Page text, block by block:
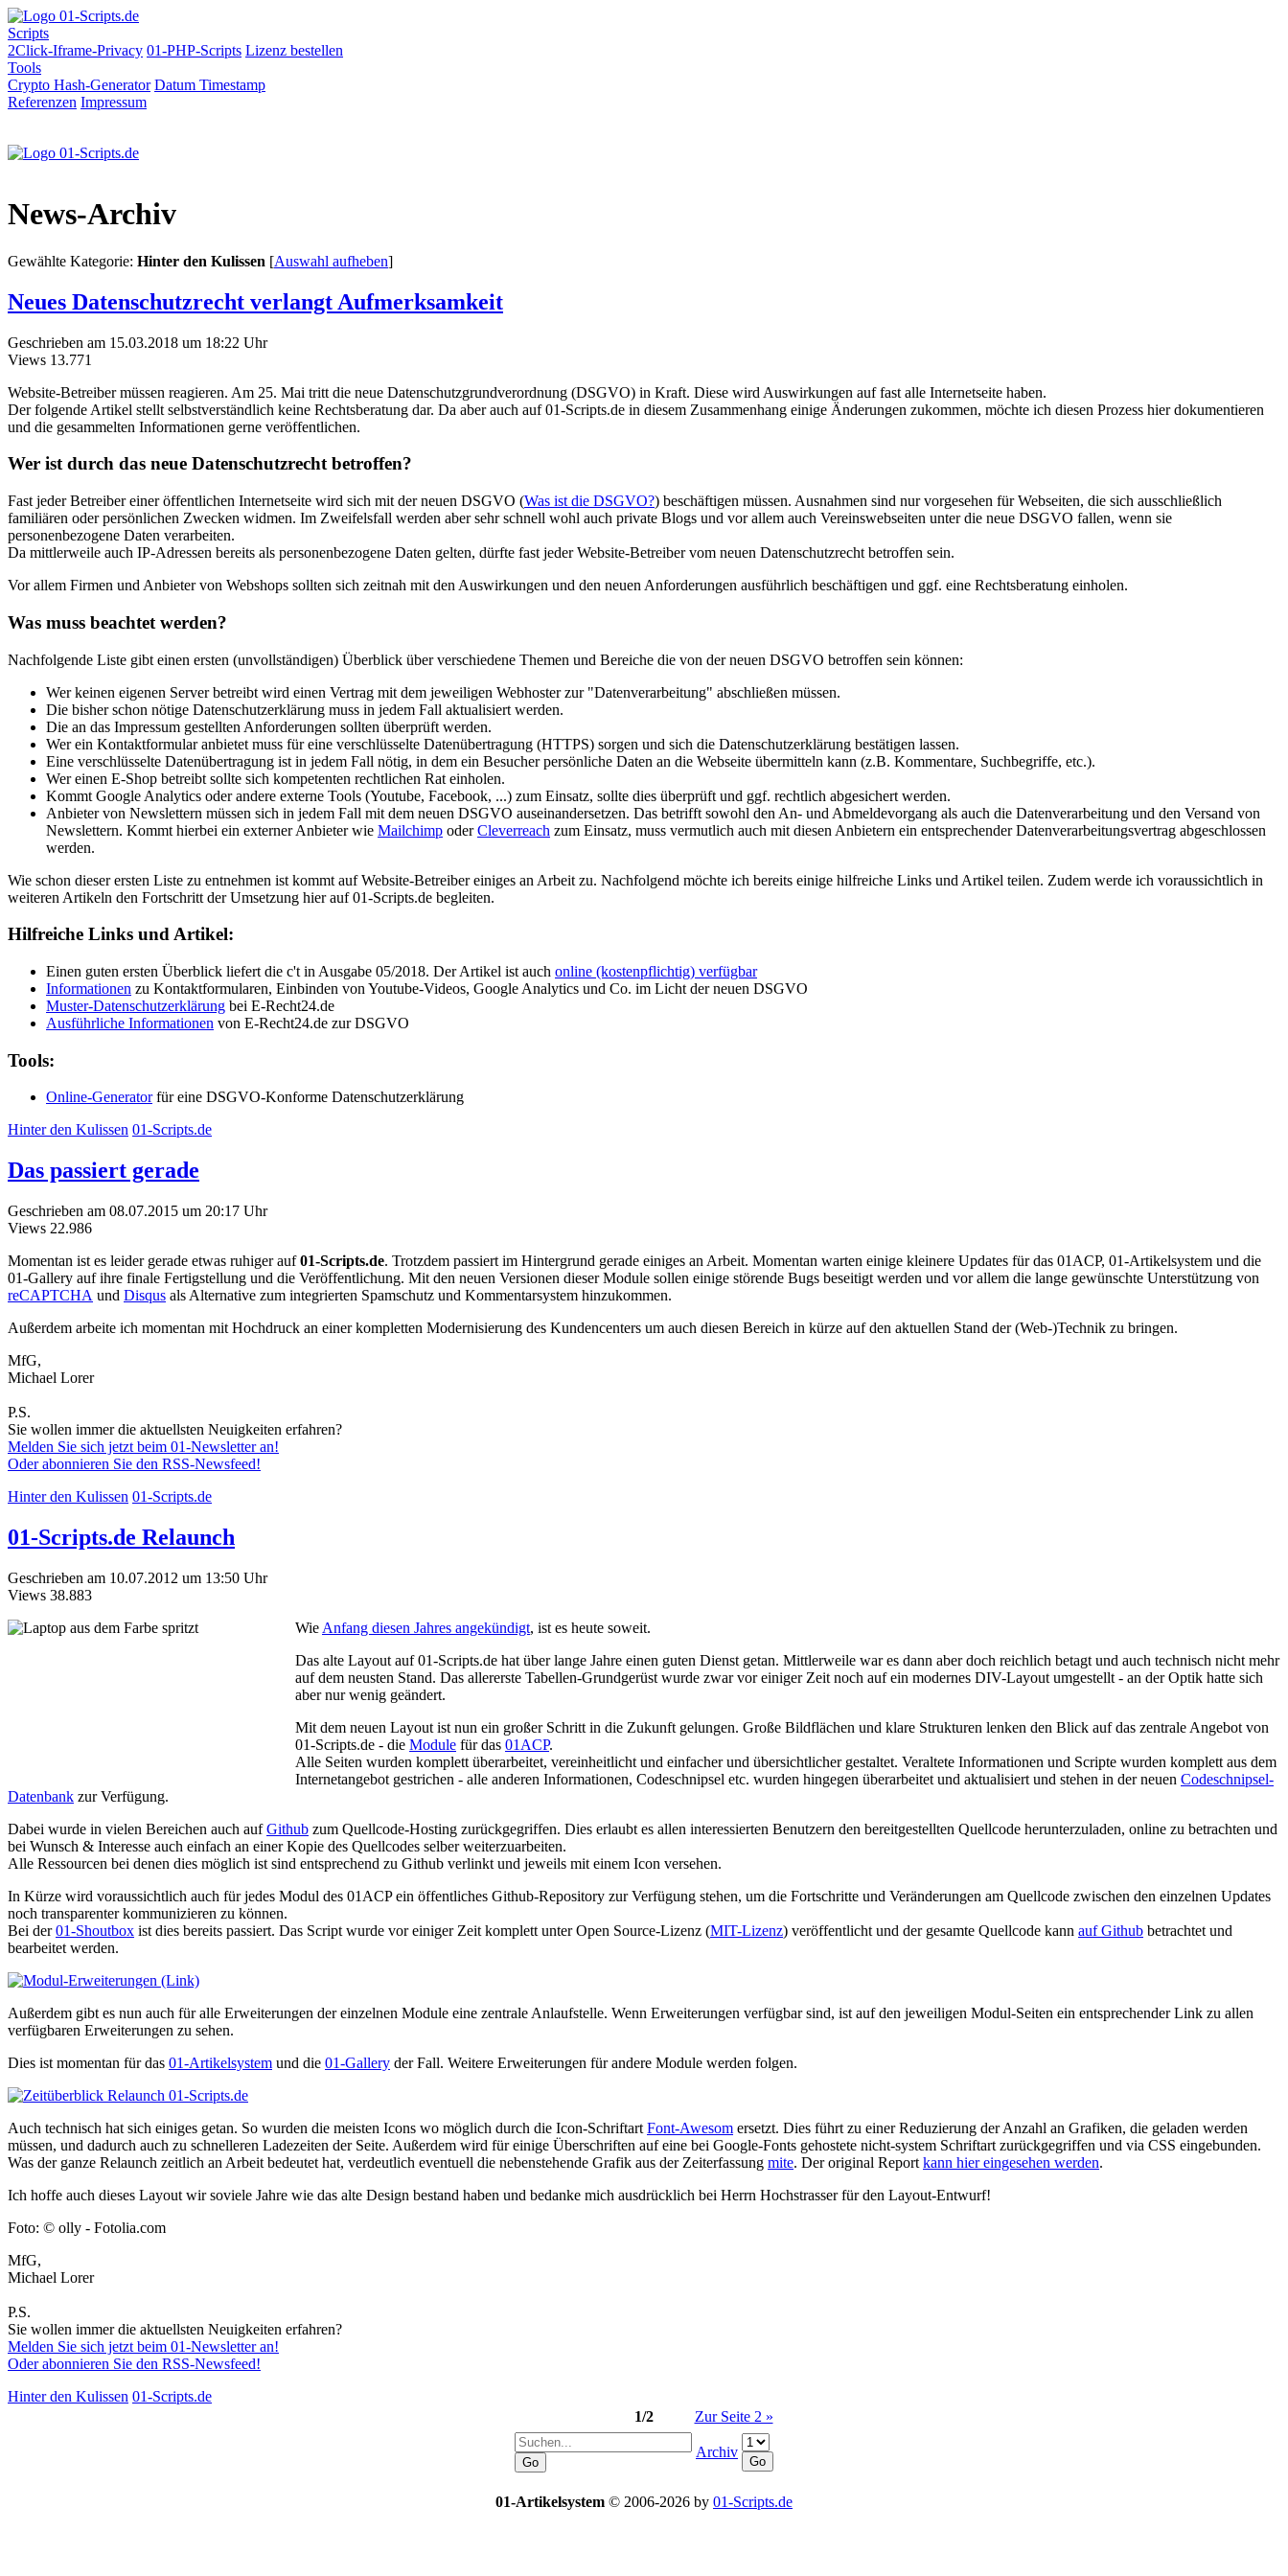
Scripts
2Click-Iframe-Privacy 01-PHP-Scripts Lizenz bestellen
Tools
Crypto Hash-Generator Datum Timestamp
Referenzen Impressum
News-Archiv
Gewählte Kategorie: Hinter den Kulissen [Auswahl aufheben]
Neues Datenschutzrecht verlangt Aufmerksamkeit
Geschrieben am 15.03.2018 um 18:22 Uhr
Views 13.771
Website-Betreiber müssen reagieren. Am 25. Mai tritt die neue Datenschutzgrundverordnung (DSGVO) in Kraft. Diese wird Auswirkungen auf fast alle Internetseite haben.
Der folgende Artikel stellt selbstverständlich keine Rechtsberatung dar. Da aber auch auf 01-Scripts.de in diesem Zusammenhang einige Änderungen zukommen, möchte ich diesen Prozess hier dokumentieren
und die gesammelten Informationen gerne veröffentlichen.
Wer ist durch das neue Datenschutzrecht betroffen?
Fast jeder Betreiber einer öffentlichen Internetseite wird sich mit der neuen DSGVO (Was ist die DSGVO?) beschäftigen müssen. Ausnahmen sind nur vorgesehen für Webseiten, die sich ausschließlich
familiären oder persönlichen Zwecken widmen. Im Zweifelsfall werden aber sehr schnell wohl auch private Blogs und vor allem auch Vereinswebseiten unter die neue DSGVO fallen, wenn sie
personenbezogene Daten verarbeiten.
Da mittlerweile auch IP-Adressen bereits als personenbezogene Daten gelten, dürfte fast jeder Website-Betreiber vom neuen Datenschutzrecht betroffen sein.
Vor allem Firmen und Anbieter von Webshops sollten sich zeitnah mit den Auswirkungen und den neuen Anforderungen ausführlich beschäftigen und ggf. eine Rechtsberatung einholen.
Was muss beachtet werden?
Nachfolgende Liste gibt einen ersten (unvollständigen) Überblick über verschiedene Themen und Bereiche die von der neuen DSGVO betroffen sein können:
Wer keinen eigenen Server betreibt wird einen Vertrag mit dem jeweiligen Webhoster zur "Datenverarbeitung" abschließen müssen.
Die bisher schon nötige Datenschutzerklärung muss in jedem Fall aktualisiert werden.
Die an das Impressum gestellten Anforderungen sollten überprüft werden.
Wer ein Kontaktformular anbietet muss für eine verschlüsselte Datenübertragung (HTTPS) sorgen und sich die Datenschutzerklärung bestätigen lassen.
Eine verschlüsselte Datenübertragung ist in jedem Fall nötig, in dem ein Besucher persönliche Daten an die Webseite übermitteln kann (z.B. Kommentare, Suchbegriffe, etc.).
Wer einen E-Shop betreibt sollte sich kompetenten rechtlichen Rat einholen.
Kommt Google Analytics oder andere externe Tools (Youtube, Facebook, ...) zum Einsatz, sollte dies überprüft und ggf. rechtlich abgesichert werden.
Anbieter von Newslettern müssen sich in jedem Fall mit dem neuen DSGVO auseinandersetzen. Das betrifft sowohl den An- und Abmeldevorgang als auch die Datenverarbeitung und den Versand von
Newslettern. Kommt hierbei ein externer Anbieter wie Mailchimp oderCleverreach zum Einsatz, muss vermutlich auch mit diesen Anbietern ein entsprechender Datenverarbeitungsvertrag abgeschlossen
werden.
Wie schon dieser ersten Liste zu entnehmen ist kommt auf Website-Betreiber einiges an Arbeit zu. Nachfolgend möchte ich bereits einige hilfreiche Links und Artikel teilen. Zudem werde ich voraussichtlich in
weiteren Artikeln den Fortschritt der Umsetzung hier auf 01-Scripts.de begleiten.
Hilfreiche Links und Artikel:
Einen guten ersten Überblick liefert die c't in Ausgabe 05/2018. Der Artikel ist auch online (kostenpflichtig) verfügbar
Informationen zu Kontaktformularen, Einbinden von Youtube-Videos, Google Analytics und Co. im Licht der neuen DSGVO
Muster-Datenschutzerklärung bei E-Recht24.de
Ausführliche Informationen von E-Recht24.de zur DSGVO
Tools:
Online-Generatorfür eine DSGVO-Konforme Datenschutzerklärung
Hinter den Kulissen 01-Scripts.de
Das passiert gerade
Geschrieben am 08.07.2015 um 20:17 Uhr
Views 22.986
Momentan ist es leider gerade etwas ruhiger auf01-Scripts.de. Trotzdem passiert im Hintergrund gerade einiges an Arbeit. Momentan warten einige kleinere Updates für das 01ACP, 01-Artikelsystem und die
01-Gallery auf ihre finale Fertigstellung und die Veröffentlichung. Mit den neuen Versionen dieser Module sollen einige störende Bugs beseitigt werden und vor allem die lange gewünschte Unterstützung von
reCAPTCHA und Disqus als Alternative zum integrierten Spamschutz und Kommentarsystem hinzukommen.
Außerdem arbeite ich momentan mit Hochdruck an einer kompletten Modernisierung des Kundencenters um auch diesen Bereich in kürze auf den aktuellen Stand der (Web-)Technik zu bringen.
MfG,
Michael Lorer
P.S.
Sie wollen immer die aktuellsten Neuigkeiten erfahren?
Melden Sie sich jetzt beim 01-Newsletter an!
Oder abonnieren Sie den RSS-Newsfeed!
Hinter den Kulissen 01-Scripts.de
01-Scripts.de Relaunch
Geschrieben am 10.07.2012 um 13:50 Uhr
Views 38.883
Wie Anfang diesen Jahres angekündigt, ist es heute soweit.
Das alte Layout auf01-Scripts.de hat über lange Jahre einen guten Dienst getan. Mittlerweile war es dann aber doch reichlich betagt und auch technisch nicht mehr
auf dem neusten Stand. Das allererste Tabellen-Grundgerüst wurde zwar vor einiger Zeit noch auf ein modernes DIV-Layout umgestellt - an der Optik hatte sich
aber nur wenig geändert.
Mit dem neuen Layout ist nun ein großer Schritt in die Zukunft gelungen. Große Bildflächen und klare Strukturen lenken den Blick auf das zentrale Angebot von
01-Scripts.de - die Module für das 01ACP.
Alle Seiten wurden komplett überarbeitet, vereinheitlicht und einfacher und übersichtlicher gestaltet. Veraltete Informationen und Scripte wurden komplett aus dem
Internetangebot gestrichen - alle anderen Informationen, Codeschnipsel etc. wurden hingegen überarbeitet und aktualisiert und stehen in der neuen Codeschnipsel-
Datenbank zur Verfügung.
Dabei wurde in vielen Bereichen auch aufGithub zum Quellcode-Hosting zurückgegriffen. Dies erlaubt es allen interessierten Benutzern den bereitgestellten Quellcode herunterzuladen, online zu betrachten und
bei Wunsch & Interesse auch einfach an einer Kopie des Quellcodes selber weiterzuarbeiten.
Alle Ressourcen bei denen dies möglich ist sind entsprechend zu Github verlinkt und jeweils mit einem Icon versehen.
In Kürze wird voraussichtlich auch für jedes Modul des 01ACP ein öffentliches Github-Repository zur Verfügung stehen, um die Fortschritte und Veränderungen am Quellcode zwischen den einzelnen Updates
noch transparenter kommunizieren zu können.
Bei der01-Shoutbox ist dies bereits passiert. Das Script wurde vor einiger Zeit komplett unter Open Source-Lizenz (MIT-Lizenz) veröffentlicht und der gesamte Quellcode kann auf Github betrachtet und
bearbeitet werden.
Außerdem gibt es nun auch für alle Erweiterungen der einzelnen Module eine zentrale Anlaufstelle. Wenn Erweiterungen verfügbar sind, ist auf den jeweiligen Modul-Seiten ein entsprechender Link zu allen
verfügbaren Erweiterungen zu sehen.
Dies ist momentan für das 01-Artikelsystem und die 01-Gallery der Fall. Weitere Erweiterungen für andere Module werden folgen.
Auch technisch hat sich einiges getan. So wurden die meisten Icons wo möglich durch die Icon-Schriftart Font-Awesom ersetzt. Dies führt zu einer Reduzierung der Anzahl an Grafiken, die geladen werden
müssen, und dadurch auch zu schnelleren Ladezeiten der Seite. Außerdem wird für einige Überschriften auf eine bei Google-Fonts gehostete nicht-system Schriftart zurückgegriffen und via CSS eingebunden.
Was der ganze Relaunch zeitlich an Arbeit bedeutet hat, verdeutlich eventuell die nebenstehende Grafik aus der Zeiterfassung mite. Der original Report kann hier eingesehen werden.
Ich hoffe auch dieses Layout wir soviele Jahre wie das alte Design bestand haben und bedanke mich ausdrücklich bei Herrn Hochstrasser für den Layout-Entwurf!
Foto: © olly - Fotolia.com
MfG,
Michael Lorer
P.S.
Sie wollen immer die aktuellsten Neuigkeiten erfahren?
Melden Sie sich jetzt beim 01-Newsletter an!
Oder abonnieren Sie den RSS-Newsfeed!
Hinter den Kulissen 01-Scripts.de
1/2
Zur Seite 2 »
Archiv
01-Artikelsystem © 2006-2026 by 01-Scripts.de